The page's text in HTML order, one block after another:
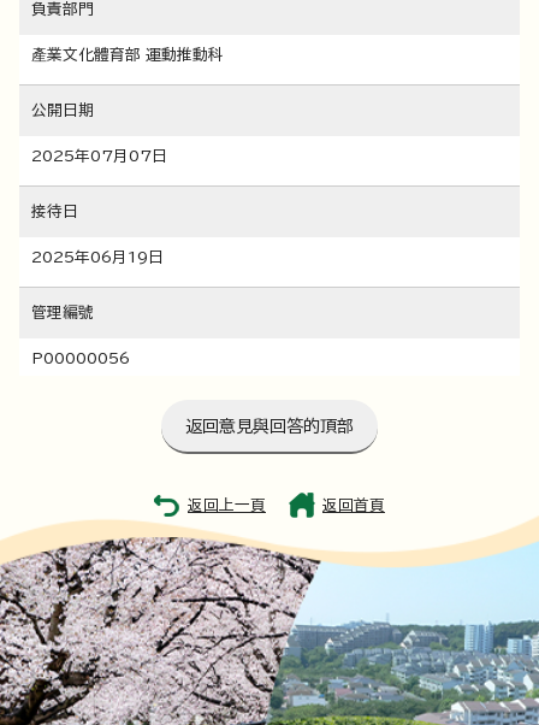
負責部門
產業文化體育部 運動推動科
公開日期
2025年07月07日
接待日
2025年06月19日
管理編號
P00000056
返回意見與回答的頂部
返回上一頁 返回首頁